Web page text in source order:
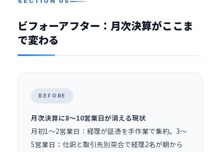
ビフォーアフター：月次決算がここま
で変わる
BEFORE
月次決算に8〜10営業日が消える現状
月初1〜2営業日：経理が証憑を手作業で集約。3〜
5営業日：仕訳と取引先別突合で経理2名が朝から